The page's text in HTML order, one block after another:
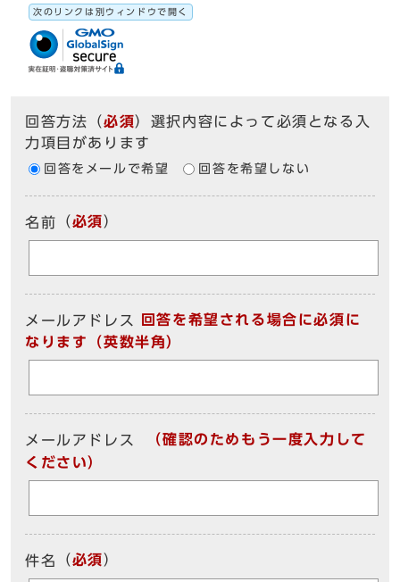
次のリンクは別ウィンドウで開く
回答方法 （必須）選択内容によって必須となる入
力項目があります
回答をメールで希望 回答を希望しない
名前 （必須）
メールアドレス
回答を希望される場合に必須に
なります（英数半角）
メールアドレス
（確認のためもう一度入力して
ください）
件名 （必須）